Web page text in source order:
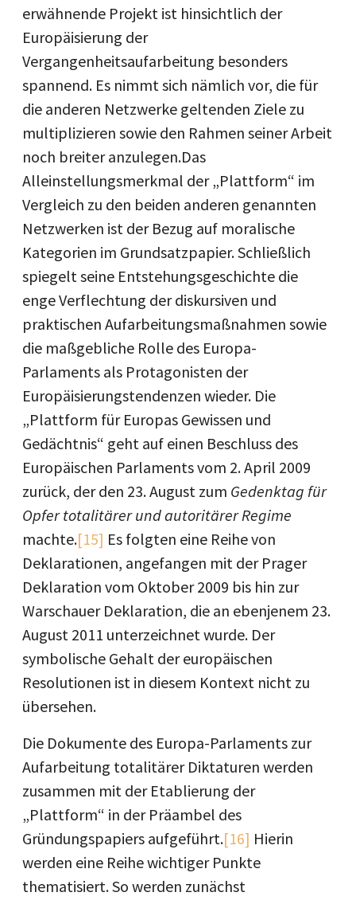
erwähnende Projekt ist hinsichtlich der
Europäisierung der
Vergangenheitsaufarbeitung besonders
spannend. Es nimmt sich nämlich vor, die für
die anderen Netzwerke geltenden Ziele zu
multiplizieren sowie den Rahmen seiner Arbeit
noch breiter anzulegen.Das
Alleinstellungsmerkmal der „Plattform“ im
Vergleich zu den beiden anderen genannten
Netzwerken ist der Bezug auf moralische
Kategorien im Grundsatzpapier. Schließlich
spiegelt seine Entstehungsgeschichte die
enge Verflechtung der diskursiven und
praktischen Aufarbeitungsmaßnahmen sowie
die maßgebliche Rolle des Europa-
Parlaments als Protagonisten der
Europäisierungstendenzen wieder. Die
„Plattform für Europas Gewissen und
Gedächtnis“ geht auf einen Beschluss des
Europäischen Parlaments vom 2. April 2009
zurück, der den 23. August zum Gedenktag für
Opfer totalitärer und autoritärer Regime
machte.[15] Es folgten eine Reihe von
Deklarationen, angefangen mit der Prager
Deklaration vom Oktober 2009 bis hin zur
Warschauer Deklaration, die an ebenjenem 23.
August 2011 unterzeichnet wurde. Der
symbolische Gehalt der europäischen
Resolutionen ist in diesem Kontext nicht zu
übersehen.
Die Dokumente des Europa-Parlaments zur
Aufarbeitung totalitärer Diktaturen werden
zusammen mit der Etablierung der
„Plattform“ in der Präambel des
Gründungspapiers aufgeführt.[16] Hierin
werden eine Reihe wichtiger Punkte
thematisiert. So werden zunächst